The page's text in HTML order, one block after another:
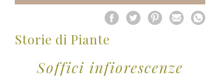
Storie di Piante
Soffici infiorescenze